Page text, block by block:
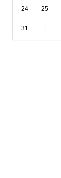
24 25
31 1